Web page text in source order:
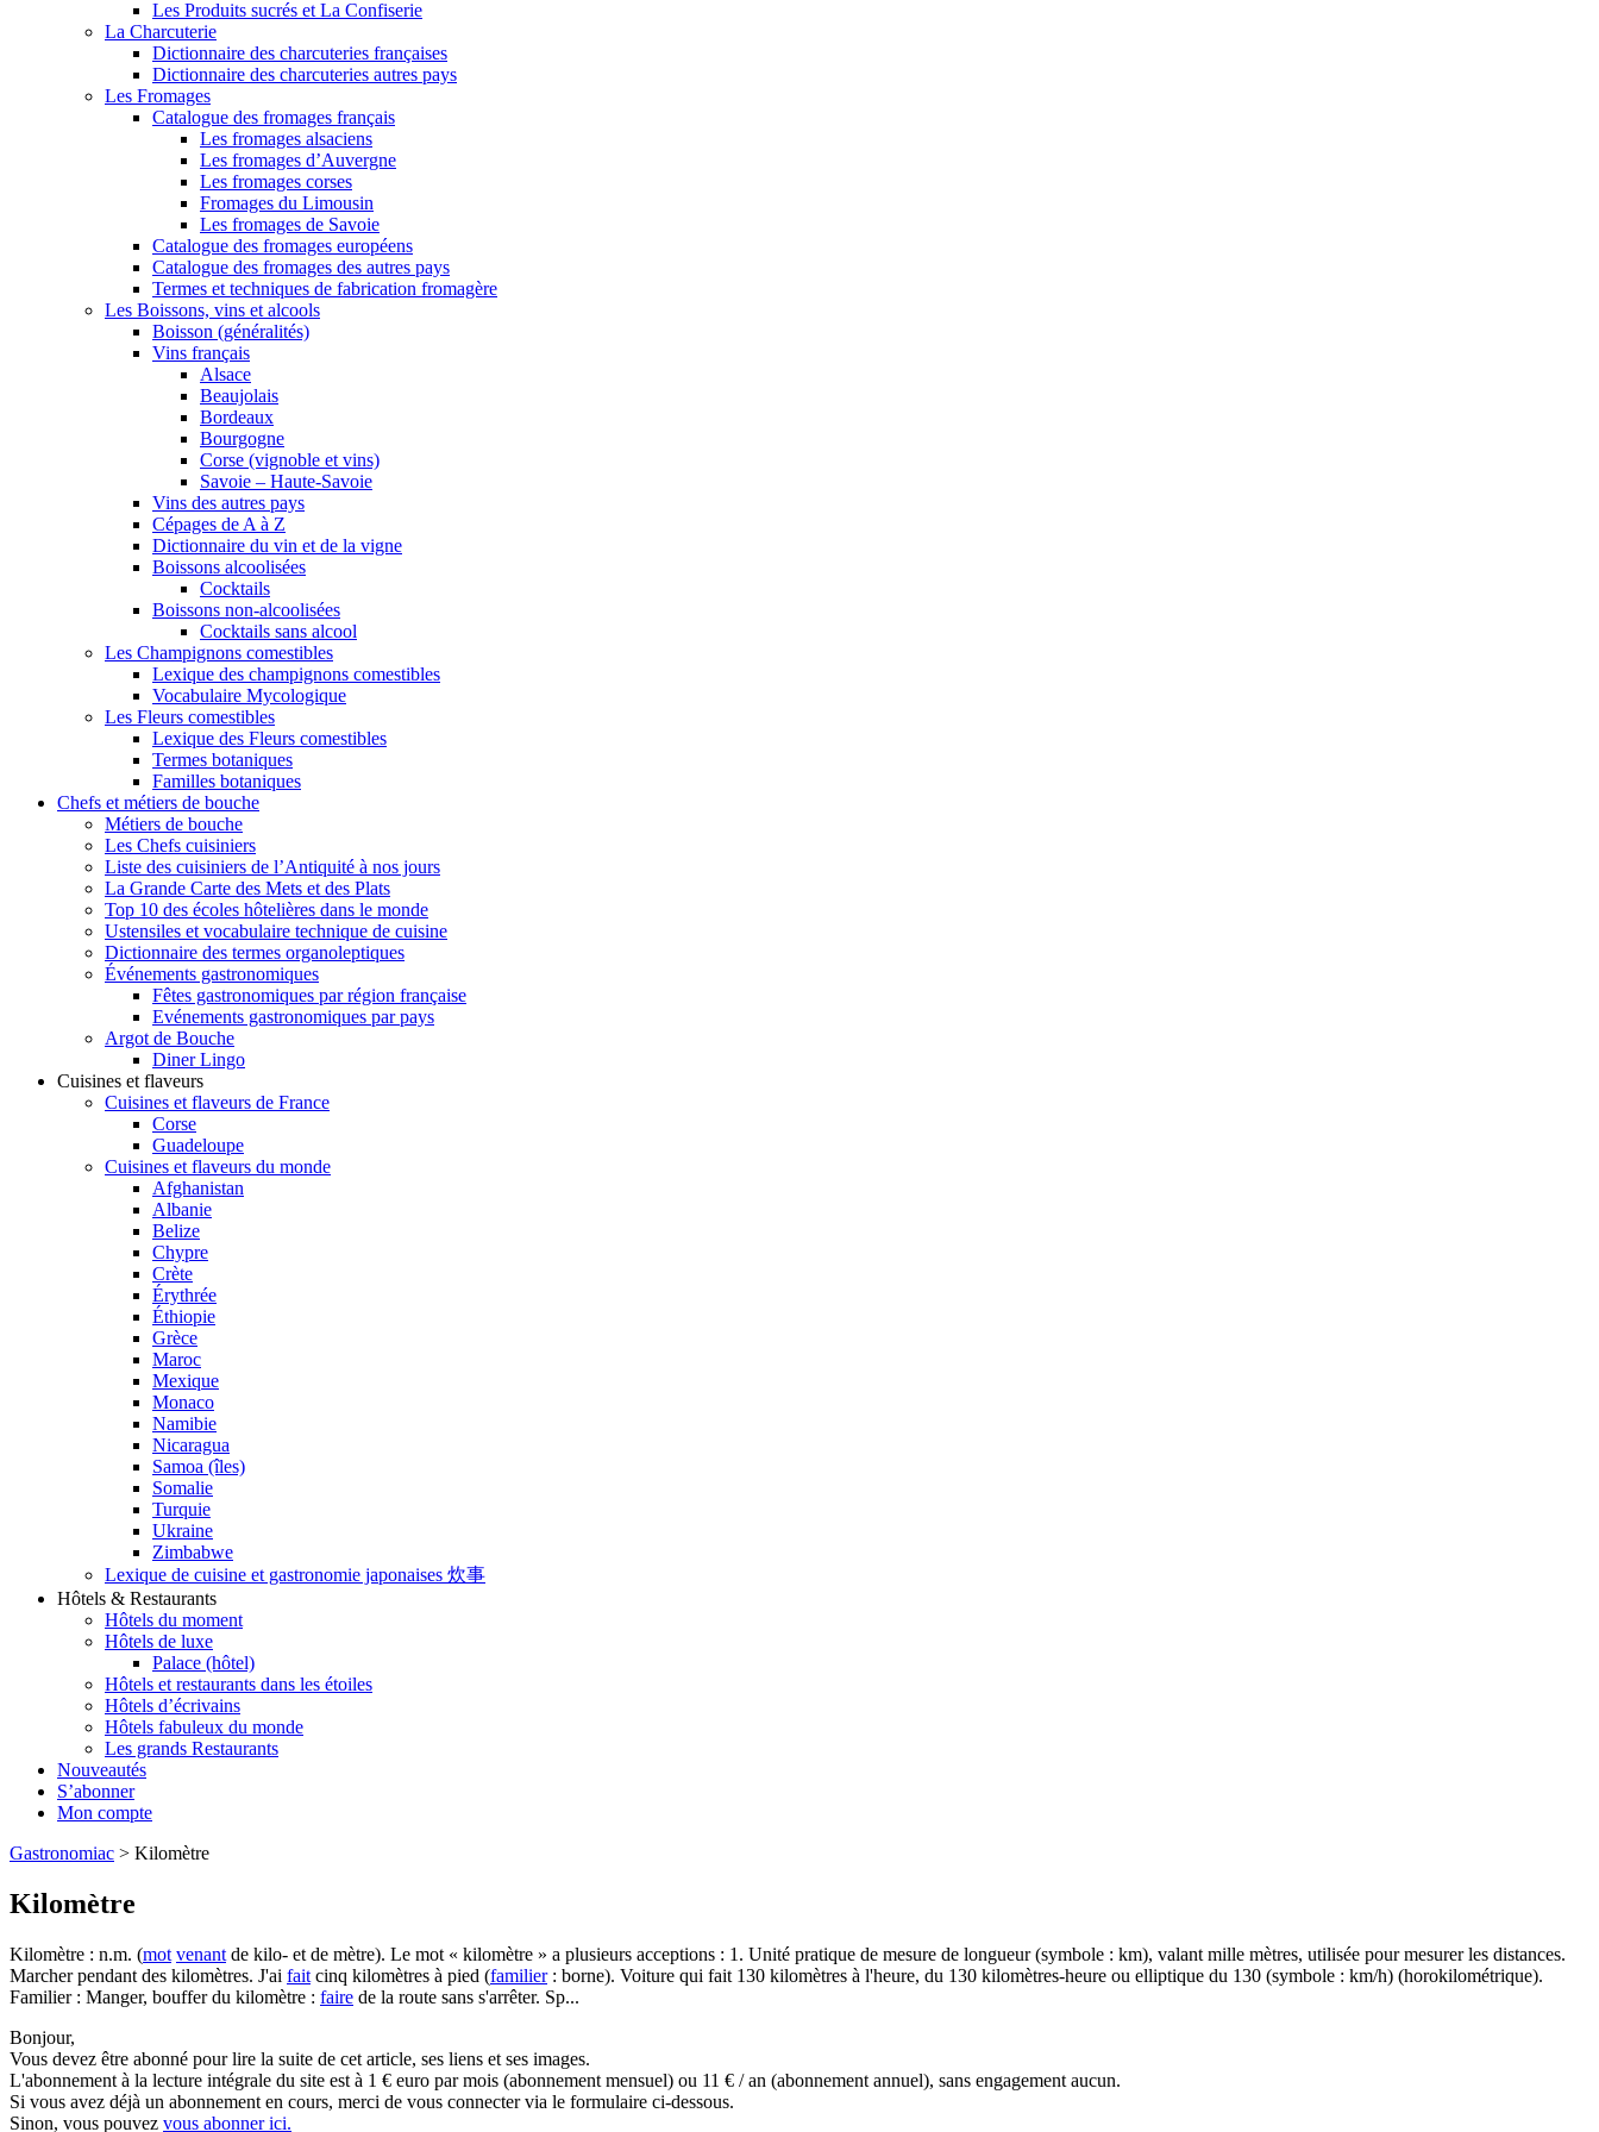
Les Produits sucrés et La Confiserie
La Charcuterie
Dictionnaire des charcuteries françaises
Dictionnaire des charcuteries autres pays
Les Fromages
Catalogue des fromages français
Les fromages alsaciens
Les fromages d’Auvergne
Les fromages corses
Fromages du Limousin
Les fromages de Savoie
Catalogue des fromages européens
Catalogue des fromages des autres pays
Termes et techniques de fabrication fromagère
Les Boissons, vins et alcools
Boisson (généralités)
Vins français
Alsace
Beaujolais
Bordeaux
Bourgogne
Corse (vignoble et vins)
Savoie – Haute-Savoie
Vins des autres pays
Cépages de A à Z
Dictionnaire du vin et de la vigne
Boissons alcoolisées
Cocktails
Boissons non-alcoolisées
Cocktails sans alcool
Les Champignons comestibles
Lexique des champignons comestibles
Vocabulaire Mycologique
Les Fleurs comestibles
Lexique des Fleurs comestibles
Termes botaniques
Familles botaniques
Chefs et métiers de bouche
Métiers de bouche
Les Chefs cuisiniers
Liste des cuisiniers de l’Antiquité à nos jours
La Grande Carte des Mets et des Plats
Top 10 des écoles hôtelières dans le monde
Ustensiles et vocabulaire technique de cuisine
Dictionnaire des termes organoleptiques
Événements gastronomiques
Fêtes gastronomiques par région française
Evénements gastronomiques par pays
Argot de Bouche
Diner Lingo
Cuisines et flaveurs
Cuisines et flaveurs de France
Corse
Guadeloupe
Cuisines et flaveurs du monde
Afghanistan
Albanie
Belize
Chypre
Crète
Érythrée
Éthiopie
Grèce
Maroc
Mexique
Monaco
Namibie
Nicaragua
Samoa (îles)
Somalie
Turquie
Ukraine
Zimbabwe
Lexique de cuisine et gastronomie japonaises 炊事
Hôtels & Restaurants
Hôtels du moment
Hôtels de luxe
Palace (hôtel)
Hôtels et restaurants dans les étoiles
Hôtels d’écrivains
Hôtels fabuleux du monde
Les grands Restaurants
Nouveautés
S’abonner
Mon compte
Gastronomiac > Kilomètre
Kilomètre
Kilomètre : n.m. (mot venant de kilo- et de mètre). Le mot « kilomètre » a plusieurs acceptions : 1. Unité pratique de mesure de longueur (symbole : km), valant mille mètres, utilisée pour mesurer les distances.
Marcher pendant des kilomètres. J'ai fait cinq kilomètres à pied (familier: borne). Voiture qui fait 130 kilomètres à l'heure, du 130 kilomètres-heure ou elliptique du 130 (symbole : km/h) (horokilométrique).
Familier : Manger, bouffer du kilomètre : faire de la route sans s'arrêter. Sp...
Bonjour,
Vous devez être abonné pour lire la suite de cet article, ses liens et ses images.
L'abonnement à la lecture intégrale du site est à 1 € euro par mois (abonnement mensuel) ou 11 € / an (abonnement annuel), sans engagement aucun.
Si vous avez déjà un abonnement en cours, merci de vous connecter via le formulaire ci-dessous.
Sinon, vous pouvez vous abonner ici.